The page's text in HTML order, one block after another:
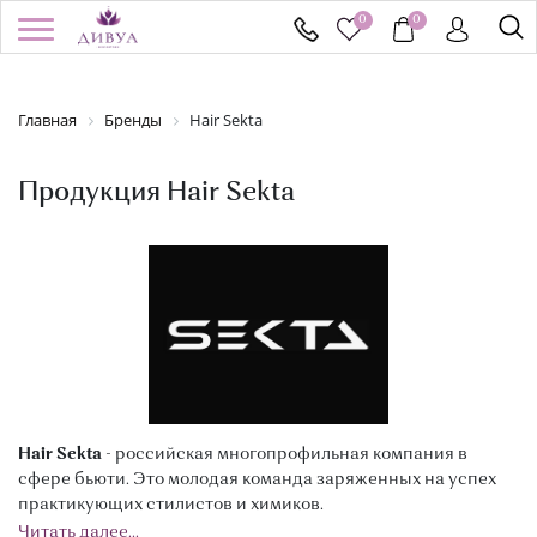
0 0
Войти Регистрация
КАТАЛОГ
ПОДАРОЧНЫЕ СЕРТИФИКАТЫ
ДОСТАВКА И ОПЛАТА
Здравствуйте! Что вы ищете?
Главная Бренды Hair Sekta
Продукция Hair Sekta
Hair Sekta - российская многопрофильная компания в
сфере бьюти. Это молодая команда заряженных на успех
практикующих стилистов и химиков.
Читать далее...